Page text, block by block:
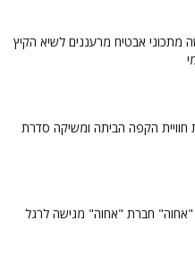
מתכוני אבטיח מרעננים לשיא הקיץ
הקפה הביתה ומשיקה סדרת
"אחוה" חברת "אחוה" מגישה לרגל